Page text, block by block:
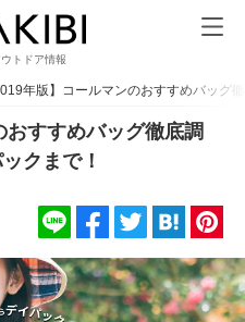
トドア情報
年版】コールマンのおすすめバッグ
おすすめバッグ徹底調
クまで！